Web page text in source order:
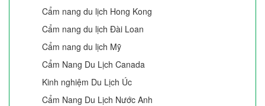
Cẩm nang du lịch Hong Kong
Cẩm nang du lịch Đài Loan
Cẩm nang du lịch Mỹ
Cẩm Nang Du Lịch Canada
Kinh nghiệm Du Lịch Úc
Cẩm Nang Du Lịch Nước Anh